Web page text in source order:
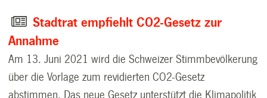
Stadtrat empfiehlt CO2-Gesetz zur
Annahme
Am 13. Juni 2021 wird die Schweizer Stimmbevölkerung
über die Vorlage zum revidierten CO2-Gesetz
abstimmen. Das neue Gesetz unterstützt die Klimapolitik